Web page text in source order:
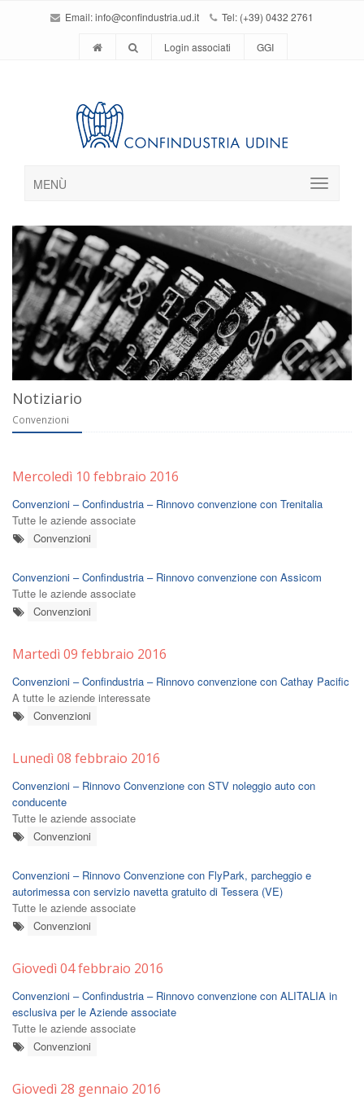
Email:info@confindustria.ud.it Tel: (+39) 0432 2761
Login associati GGI
MENÙ
Notiziario
Convenzioni
Mercoledì 10 febbraio 2016
Convenzioni – Confindustria – Rinnovo convenzione con Trenitalia
Tutte le aziende associate
Convenzioni
Convenzioni – Confindustria – Rinnovo convenzione con Assicom
Tutte le aziende associate
Convenzioni
Martedì 09 febbraio 2016
Convenzioni – Confindustria – Rinnovo convenzione con Cathay Pacific
A tutte le aziende interessate
Convenzioni
Lunedì 08 febbraio 2016
Convenzioni – Rinnovo Convenzione con STV noleggio auto con
conducente
Tutte le aziende associate
Convenzioni
Convenzioni – Rinnovo Convenzione con FlyPark, parcheggio e
autorimessa con servizio navetta gratuito di Tessera (VE)
Tutte le aziende associate
Convenzioni
Giovedì 04 febbraio 2016
Convenzioni – Confindustria – Rinnovo convenzione con ALITALIA in
esclusiva per le Aziende associate
Tutte le aziende associate
Convenzioni
Giovedì 28 gennaio 2016